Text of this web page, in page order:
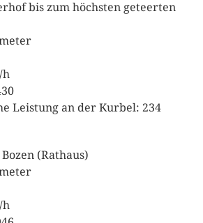
bis zum höchsten geteerten
h
Leistung an der Kurbel: 234
(Rathaus)
h